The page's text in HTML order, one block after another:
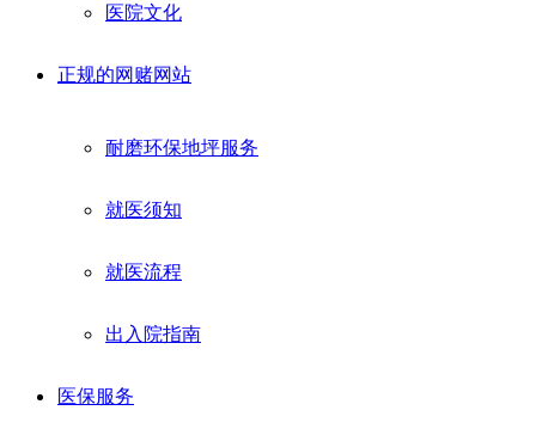
医院文化
正规的网赌网站
耐磨环保地坪服务
就医须知
就医流程
出入院指南
医保服务